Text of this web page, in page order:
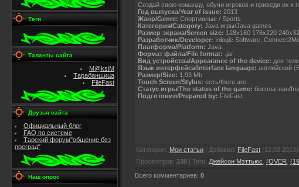
Теги
Таланты сайта
M@ksiM
Тарабанщица
FileFast
Друзья сайта
Официальный блог
FAQ по системе
Тарский форум"общение без
преград"
Наш опрос
Создай свою команду, обучи игроков и приведи их к
Год выпуска/Year of issue: 2013
Жанр/Genre: Спортивные / Sports
Категория/Category: Java игры/Java games
Размер экрана/Screen size: 128x160 176x220
Разработчик/Developer: Inlogic Software,
Платформа/Platform: Java
Формат файла/File format: .jar
Вид устройства/Appearance of the device: для
Язык интерфейса/Interface language: английский
Размер/Size: 1,93 Mb
Touch Screen/Stylus: есть/there are
Статус игры/The status of the game: бесплатная/
Подготовил/Prepared by: FileFast
Категория: Мои статьи | Добавил: FileFast (12.03.2013)
Просмотров: 238 | Теги: Джейсон Мэттьюс (OVER
Всего комментариев: 0